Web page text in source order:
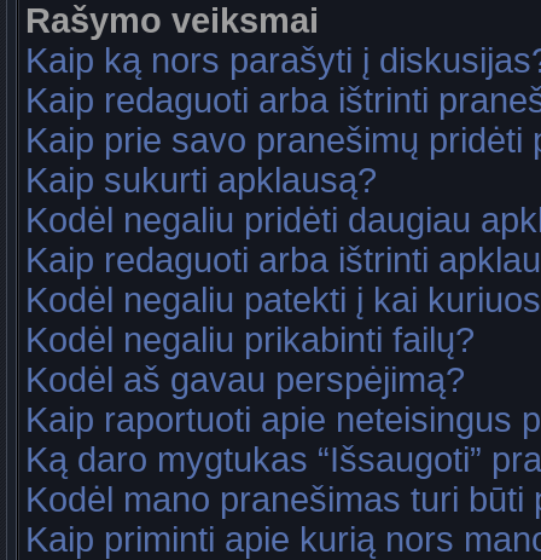
Rašymo veiksmai
Kaip ką nors parašyti į
Kaip redaguoti arba ištrinti
Kaip prie savo pranešimų pridėti
Kaip sukurti apklausą?
Kodėl negaliu pridėti daugiau
Kaip redaguoti arba ištrinti
Kodėl negaliu patekti į kai
Kodėl negaliu prikabinti failų?
Kodėl aš gavau perspėjimą?
Kaip raportuoti apie neteisingus
Ką daro mygtukas “Išsaugoti”
Kodėl mano pranešimas turi būti
Kaip priminti apie kurią nors